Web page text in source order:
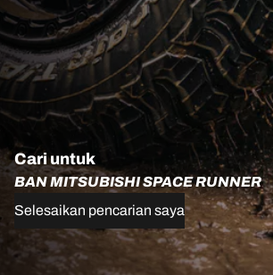
Cari untuk
BAN MITSUBISHI SPACE RUNNER
Selesaikan pencarian saya